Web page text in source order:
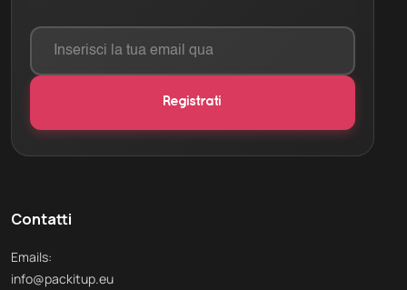
Contatti
Emails:
info@packitup.eu